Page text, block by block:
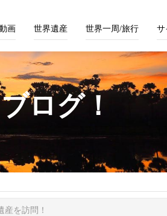
画 世界遺産 世界一周/旅行 サ
ログ！
産を訪問！